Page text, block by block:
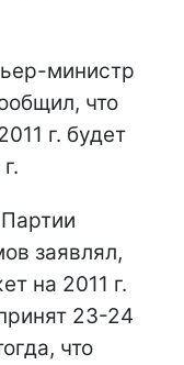
министр
что
г. будет
заявлял,
на 2011 г.
23-24
что